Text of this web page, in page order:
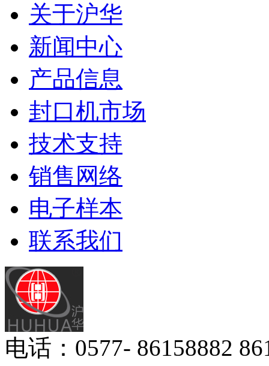
关于沪华
新闻中心
产品信息
封口机市场
技术支持
销售网络
电子样本
联系我们
电话：0577- 86158882